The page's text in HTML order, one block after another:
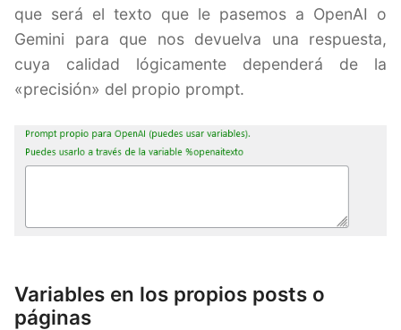
que será el texto que le pasemos a OpenAI o
Gemini para que nos devuelva una respuesta,
cuya calidad lógicamente dependerá de la
«precisión» del propio prompt.
Variables en los propios posts o
páginas